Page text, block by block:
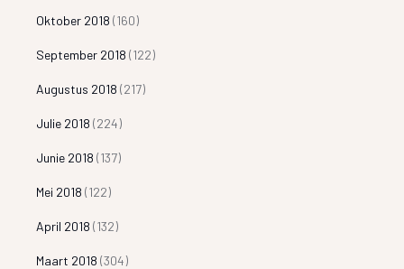
Oktober 2018 (160)
September 2018 (122)
Augustus 2018 (217)
Julie 2018 (224)
Junie 2018 (137)
Mei 2018 (122)
April 2018 (132)
Maart 2018 (304)